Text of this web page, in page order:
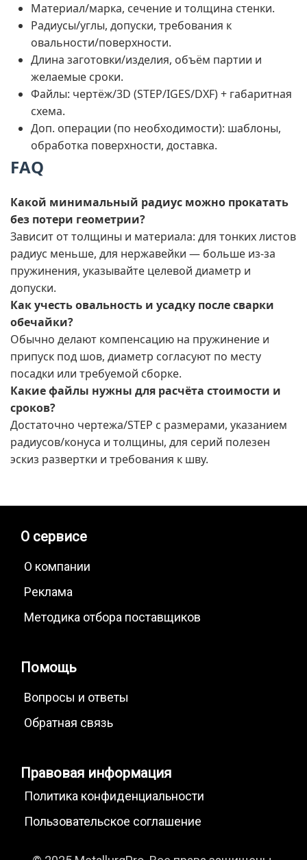
Материал/марка, сечение и толщина стенки.
Радиусы/углы, допуски, требования к
овальности/поверхности.
Длина заготовки/изделия, объём партии и
желаемые сроки.
Файлы: чертёж/3D (STEP/IGES/DXF) + габаритная
схема.
Доп. операции (по необходимости): шаблоны,
обработка поверхности, доставка.
FAQ
Какой минимальный радиус можно прокатать
без потери геометрии?
Зависит от толщины и материала: для тонких листов
радиус меньше, для нержавейки — больше из-за
пружинения, указывайте целевой диаметр и
допуски.
Как учесть овальность и усадку после сварки
обечайки?
Обычно делают компенсацию на пружинение и
припуск под шов, диаметр согласуют по месту
посадки или требуемой сборке.
Какие файлы нужны для расчёта стоимости и
сроков?
Достаточно чертежа/STEP с размерами, указанием
радиусов/конуса и толщины, для серий полезен
эскиз развертки и требования к шву.
О сервисе
О компании
Реклама
Методика отбора поставщиков
Помощь
Вопросы и ответы
Обратная связь
Правовая информация
Политика конфиденциальности
Пользовательское соглашение